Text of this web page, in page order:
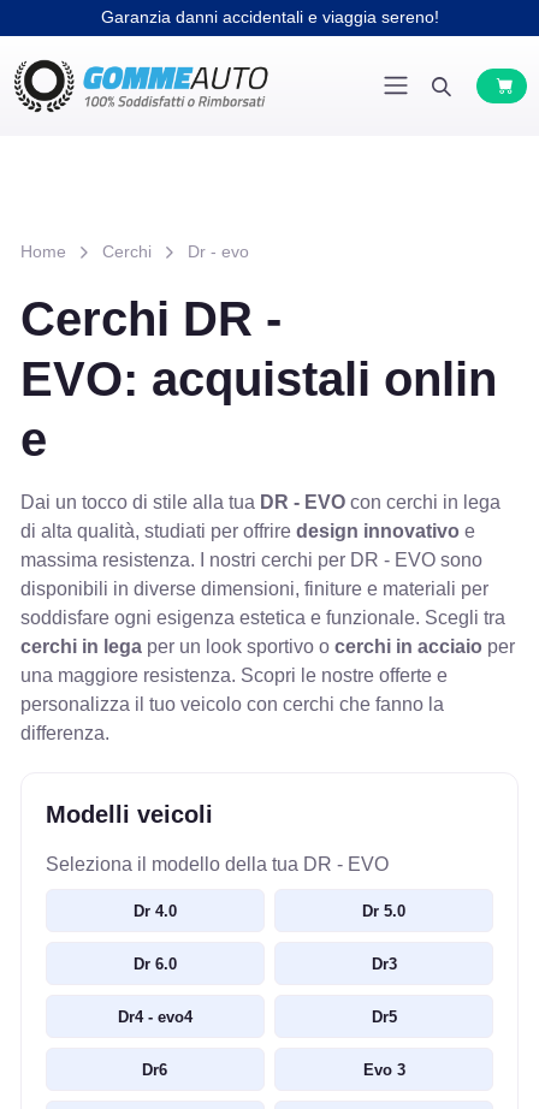
Garanzia danni accidentali e viaggia sereno!
Home Cerchi Dr - evo
Cerchi DR -
EVO: acquistali onlin
e
Dai un tocco di stile alla tua DR - EVOcon cerchi in lega
di alta qualità, studiati per offrire design innovativo e
massima resistenza. I nostri cerchi per DR - EVO sono
disponibili in diverse dimensioni, finiture e materiali per
soddisfare ogni esigenza estetica e funzionale. Scegli tra
cerchi in legaper un look sportivo o cerchi in acciaio per
una maggiore resistenza. Scopri le nostre offerte e
personalizza il tuo veicolo con cerchi che fanno la
differenza.
Modelli veicoli
Seleziona il modello della tua DR - EVO
Dr 4.0 Dr 5.0
Dr 6.0 Dr3
Dr4 - evo4 Dr5
Dr6 Evo 3